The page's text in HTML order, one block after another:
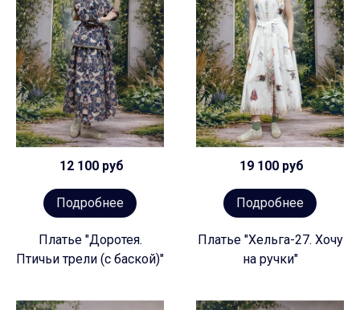
12 100 руб
Подробнее
Платье "Доротея.
Птичьи трели (с баской)"
19 100 руб
Подробнее
Платье "Хельга-27. Хочу
на ручки"